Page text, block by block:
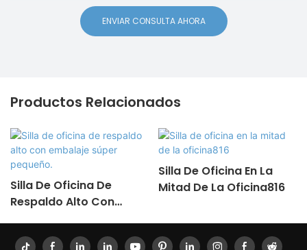
ENVIAR CONSULTA AHORA
Productos Relacionados
Silla De Oficina De
Respaldo Alto Con
Pequeño.
Silla De Oficina En La
Mitad De La Oficina816